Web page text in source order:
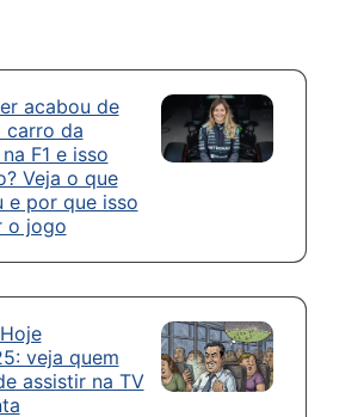
acabou de
carro da
F1 e isso
Veja o que
e por que isso
o jogo
veja quem
assistir na TV